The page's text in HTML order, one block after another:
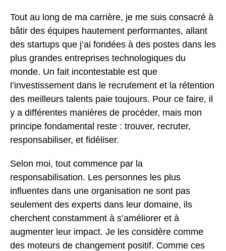
Tout au long de ma carrière, je me suis consacré à
bâtir des équipes hautement performantes, allant
des startups que j’ai fondées à des postes dans les
plus grandes entreprises technologiques du
monde. Un fait incontestable est que
l’investissement dans le recrutement et la rétention
des meilleurs talents paie toujours. Pour ce faire, il
y a différentes manières de procéder, mais mon
principe fondamental reste : trouver, recruter,
responsabiliser, et fidéliser.
Selon moi, tout commence par la
responsabilisation. Les personnes les plus
influentes dans une organisation ne sont pas
seulement des experts dans leur domaine, ils
cherchent constamment à s’améliorer et à
augmenter leur impact. Je les considère comme
des moteurs de changement positif. Comme ces